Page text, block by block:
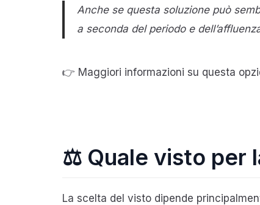
Anche se questa soluzione può
a seconda del periodo e
👉 Maggiori informazioni su questa
⚖️ Quale visto per
La scelta del visto dipende